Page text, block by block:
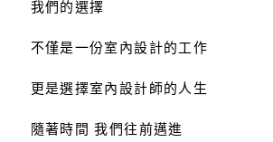
我們的選擇
不僅是一份室內設計的工作
更是選擇室內設計師的人生
隨著時間 我們往前邁進